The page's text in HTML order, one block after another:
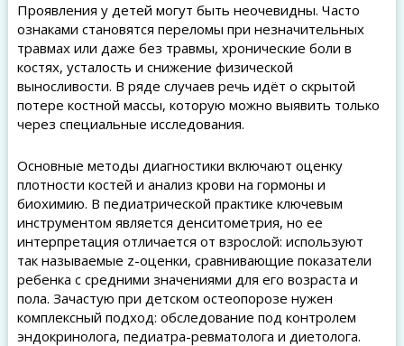
Проявления у детей могут быть неочевидны. Часто
ознаками становятся переломы при незначительных
травмах или даже без травмы, хронические боли в
костях, усталость и снижение физической
выносливости. В ряде случаев речь идёт о скрытой
потере костной массы, которую можно выявить только
через специальные исследования.
Основные методы диагностики включают оценку
плотности костей и анализ крови на гормоны и
биохимию. В педиатрической практике ключевым
инструментом является денситометрия, но ее
интерпретация отличается от взрослой: используют
так называемые z-оценки, сравнивающие показатели
ребенка с средними значениями для его возраста и
пола. Зачастую при детском остеопорозе нужен
комплексный подход: обследование под контролем
эндокринолога, педиатра-ревматолога и диетолога.